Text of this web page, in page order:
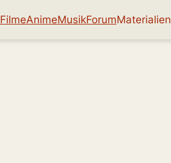
FilmeAnimeMusikForumMaterialien